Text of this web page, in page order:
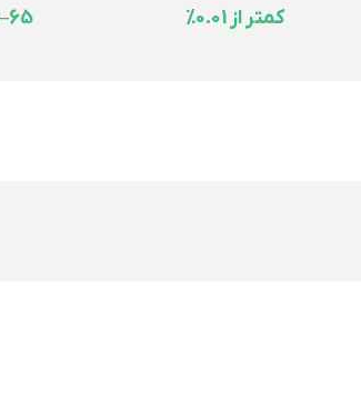
کمتر از 0.01% 65–75 cP